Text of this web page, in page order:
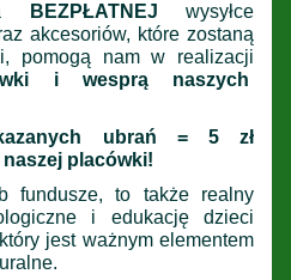
BEZPŁATNEJ wysyłce
akcesoriów, które zostaną
pomogą nam w realizacji
i wesprą naszych
ubrań = 5 zł
placówki!
fundusze, to także realny
i edukację dzieci
który jest ważnym elementem